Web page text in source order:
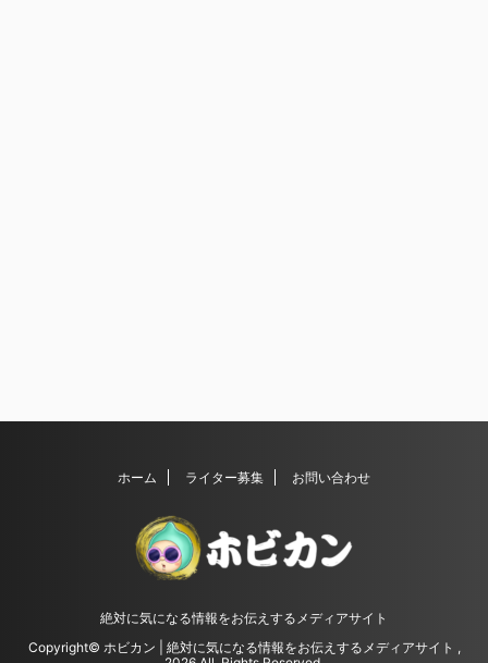
ホーム ライター募集 お問い合わせ
絶対に気になる情報をお伝えするメディアサイト
Copyright© ホビカン | 絶対に気になる情報をお伝えするメディアサイト ,